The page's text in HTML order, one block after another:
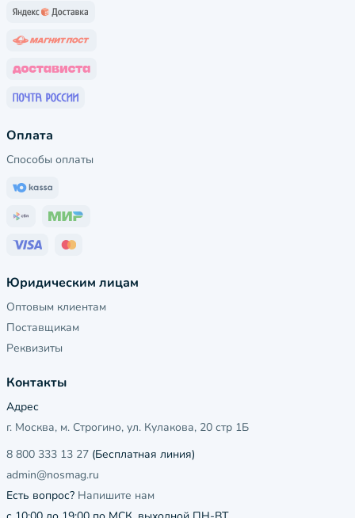
Оплата
Способы оплаты
Юридическим лицам
Оптовым клиентам
Поставщикам
Реквизиты
Контакты
Адрес
г. Москва, м. Строгино, ул. Кулакова, 20 стр 1Б
8 800 333 13 27 (Бесплатная линия)
admin@nosmag.ru
Есть вопрос? Напишите нам